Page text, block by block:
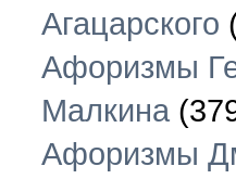
Агацарского
Афоризмы
Малкина
Афоризмы